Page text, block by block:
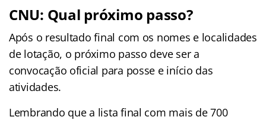
CNU: Qual próximo passo?
Após o resultado final com os nomes e localidades
de lotação, o próximo passo deve ser a
convocação oficial para posse e início das
atividades.
Lembrando que a lista final com mais de 700